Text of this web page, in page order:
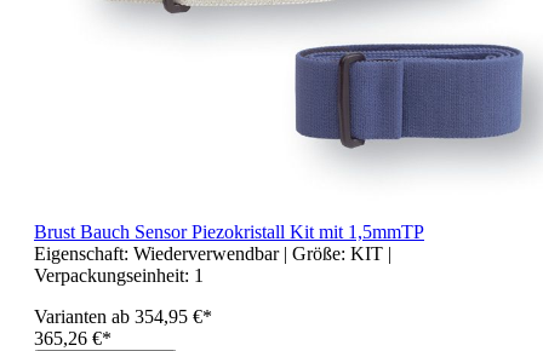
Brust Bauch Sensor Piezokristall Kit mit 1,5mmTP
Eigenschaft: Wiederverwendbar | Größe: KIT |
Verpackungseinheit: 1
Varianten ab 354,95 €*
365,26 €*